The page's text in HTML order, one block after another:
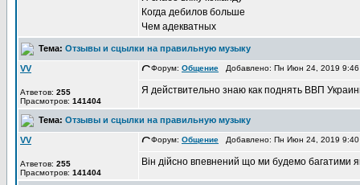
Когда дебилов больше
Чем адекватных
Тема: Отзывы и сцылки на правильную музыку
VV
Атветов: 255
Прасмотров: 141404
Форум: Общение Добавлено: Пн Июн 24, 2019
Я действительно знаю как поднять ВВП
Тема: Отзывы и сцылки на правильную музыку
VV
Атветов: 255
Прасмотров: 141404
Форум: Общение Добавлено: Пн Июн 24, 2019
Він дійсно впевнений що ми будемо багатими